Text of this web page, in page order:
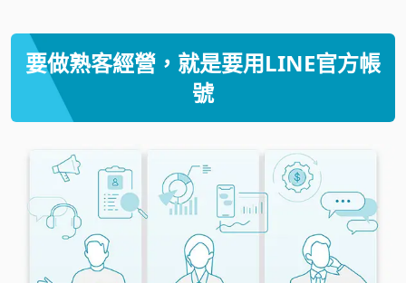
要做熟客經營，就是要用LINE官方帳
號